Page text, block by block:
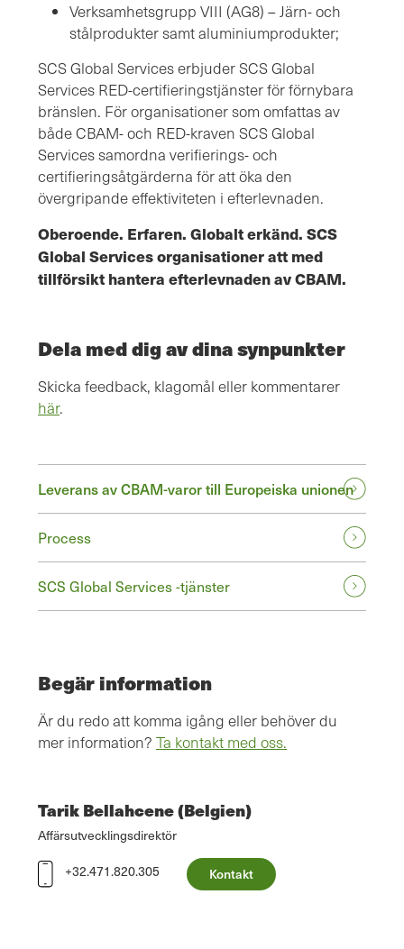
Verksamhetsgrupp VIII (AG8) – Järn- och
stålprodukter samt aluminiumprodukter;
SCS Global Services erbjuder SCS Global
Services RED-certifieringstjänster för förnybara
bränslen. För organisationer som omfattas av
både CBAM- och RED-kraven SCS Global
Services samordna verifierings- och
certifieringsåtgärderna för att öka den
övergripande effektiviteten i efterlevnaden.
Oberoende. Erfaren. Globalt erkänd. SCS
Global Services organisationer att med
tillförsikt hantera efterlevnaden av CBAM.
Dela med dig av dina synpunkter
Skicka feedback, klagomål eller kommentarer
här.
Leverans av CBAM-varor till Europeiska unionen
Process
SCS Global Services -tjänster
Begär information
Är du redo att komma igång eller behöver du
mer information? Ta kontakt med oss.
Tarik Bellahcene (Belgien)
Affärsutvecklingsdirektör
+32.471.820.305 Kontakt